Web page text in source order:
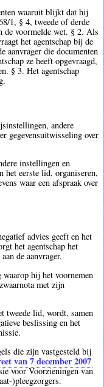
waaruit blijkt dat hij
1, § 4, tweede of derde
voormelde wet. § 2. Als
het agentschap bij de
aanvrager die documenten
ze heeft opgevraagd,
§ 3. Het agentschap
andere
gegevensuitwisseling over
instellingen en
het eerste lid, organiseren,
waar een afspraak over
advies geeft en het
het agentschap het
de aanvrager.
waarop hij het voornemen
met zijn
tweede lid, wordt, samen
beslissing en het
die zijn vastgesteld bij
van 7 december 2007
voor Voorzieningen van
)pleegzorgers.